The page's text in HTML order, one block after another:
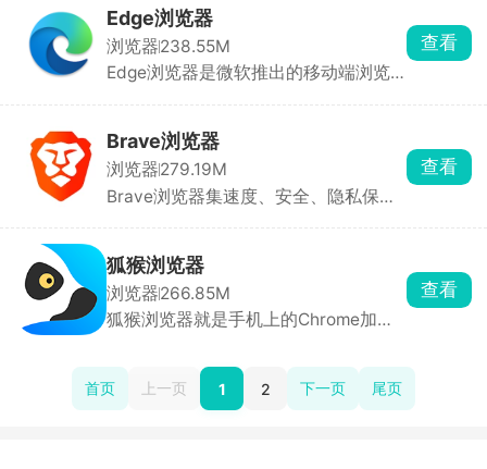
技术打造。页面没有杂七杂八的广告弹
窗，非常的纯净，输入你感兴趣的问题
及话题，一键搜索，整合提供全网优质
答案，带来飞速的浏览体验。
Edge浏览器
浏览器238.55M
Edge浏览器是微软推出的移动端浏览
引擎，支持文字、图片快速识别，一键
直达目标内容。基于与Chrome相同的
技术构建，启动速度快，浏览流畅，适
合游戏玩家。提供阻断追踪、广告弹窗
位置信息等手段，全方位守护用户隐
私。
查看
Brave浏览器
浏览器279.19M
Brave浏览器集速度、安全、隐私保护
环境。通过屏蔽广告和跟踪器，网页加
载速度比Chrome快3-6倍，尤其在移动
设备上表现显著。支持书签、历史记
录、设置等数据云端同步，确保手机、
总结、文本分析等功能，且无需登录账
号即可使用，保护隐私。
查看
狐猴浏览器
浏览器266.85M
狐猴浏览器就是手机上的Chrome加强
拦截、油猴脚本、视频下载器，然后像
平时一样上网，但体验强很多——没广
查看
首页 上一页 1 2 下一页 尾页